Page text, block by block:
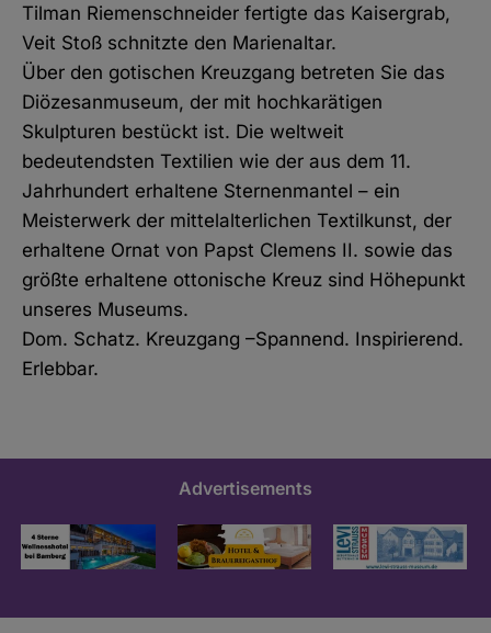
Tilman Riemenschneider fertigte das Kaisergrab,
Veit Stoß schnitzte den Marienaltar.
Über den gotischen Kreuzgang betreten Sie das
Diözesanmuseum, der mit hochkarätigen
Skulpturen bestückt ist. Die weltweit
bedeutendsten Textilien wie der aus dem 11.
Jahrhundert erhaltene Sternenmantel – ein
Meisterwerk der mittelalterlichen Textilkunst, der
erhaltene Ornat von Papst Clemens II. sowie das
größte erhaltene ottonische Kreuz sind Höhepunkt
unseres Museums.
Dom. Schatz. Kreuzgang –Spannend. Inspirierend.
Erlebbar.
Advertisements